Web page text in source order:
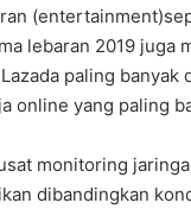
lebaran 2019 juga
paling banyak
online yang paling
monitoring
dibandingkan